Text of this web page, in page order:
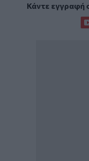
Κάντε εγγραφή